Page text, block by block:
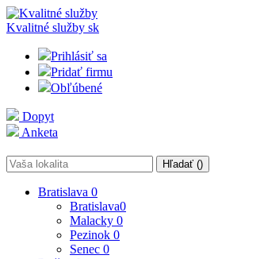
Kvalitné služby sk
Prihlásiť sa
Pridať firmu
Obľúbené
Dopyt
Anketa
Hľadať ()
Bratislava 0
Bratislava0
Malacky 0
Pezinok 0
Senec 0